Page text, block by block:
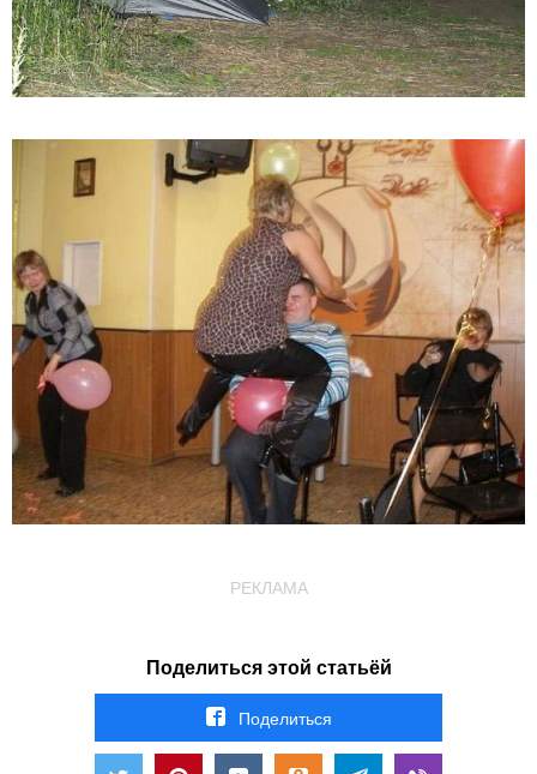
РЕКЛАМА
Поделиться этой статьёй
Поделиться